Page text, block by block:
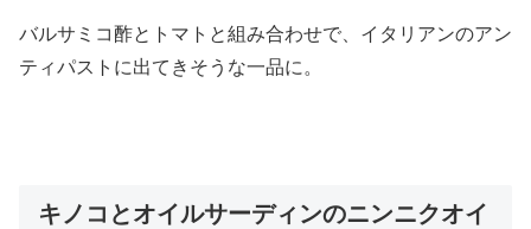
バルサミコ酢とトマトと組み合わせで、イタリアンのアン
ティパストに出てきそうな一品に。
キノコとオイルサーディンのニンニクオイ